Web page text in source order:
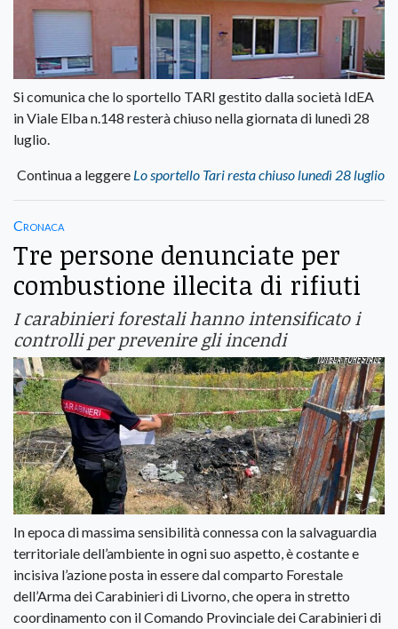
Si comunica che lo sportello TARI gestito dalla società IdEA
in Viale Elba n.148 resterà chiuso nella giornata di lunedì 28
luglio.
Continua a leggere Lo sportello Tari resta chiuso lunedì 28 luglio
Cronaca
Tre persone denunciate per
combustione illecita di rifiuti
I carabinieri forestali hanno intensificato i
controlli per prevenire gli incendi
In epoca di massima sensibilità connessa con la salvaguardia
territoriale dell’ambiente in ogni suo aspetto, è costante e
incisiva l’azione posta in essere dal comparto Forestale
dell’Arma dei Carabinieri di Livorno, che opera in stretto
coordinamento con il Comando Provinciale dei Carabinieri di